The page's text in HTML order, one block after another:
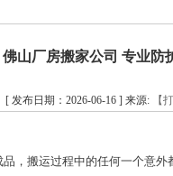
佛山厂房搬家公司 专业防
[ 发布日期：2026-06-16 ] 来源: 【
，搬运过程中的任何一个意